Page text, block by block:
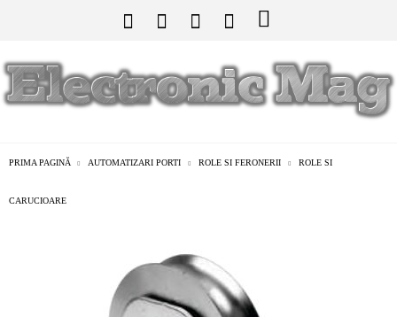
PRIMA PAGINĂ AUTOMATIZARI PORTI ROLE SI FERONERII ROLE SI
CARUCIOARE